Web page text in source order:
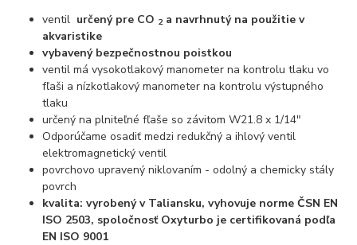
ventil určený pre CO 2 a navrhnutý na použitie v
akvaristike
vybavený bezpečnostnou poistkou
ventil má vysokotlakový manometer na kontrolu tlaku vo
fľaši a nízkotlakový manometer na kontrolu výstupného
tlaku
určený na plniteľné fľaše so závitom W21.8 x 1/14"
Odporúčame osadiť medzi redukčný a ihlový ventil
elektromagnetický ventil
povrchovo upravený niklovaním - odolný a chemicky stály
povrch
kvalita: vyrobený v Taliansku, vyhovuje norme ČSN EN
ISO 2503, spoločnosť Oxyturbo je certifikovaná podľa
EN ISO 9001